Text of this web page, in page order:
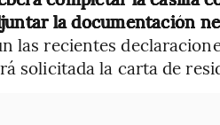
la documentación
las recientes
solicitada la carta de